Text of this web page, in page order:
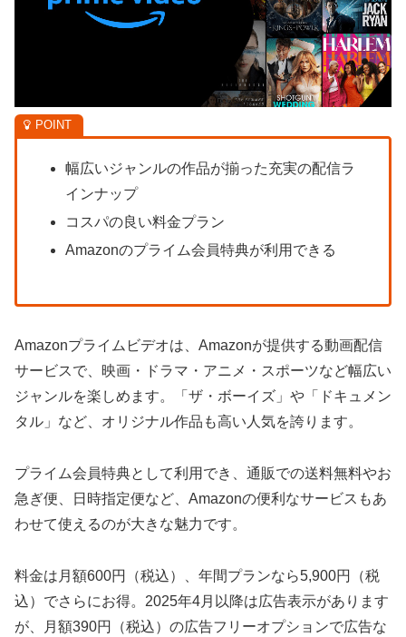
幅広いジャンルの作品が揃った充実の配信ラ
インナップ
コスパの良い料金プラン
Amazonのプライム会員特典が利用できる
Amazonプライムビデオは、Amazonが提供する動画配信
サービスで、映画・ドラマ・アニメ・スポーツなど幅広い
ジャンルを楽しめます。「ザ・ボーイズ」や「ドキュメン
タル」など、オリジナル作品も高い人気を誇ります。
プライム会員特典として利用でき、通販での送料無料やお
急ぎ便、日時指定便など、Amazonの便利なサービスもあ
わせて使えるのが大きな魅力です。
料金は月額600円（税込）、年間プランなら5,900円（税
込）でさらにお得。2025年4月以降は広告表示があります
が、月額390円（税込）の広告フリーオプションで広告な